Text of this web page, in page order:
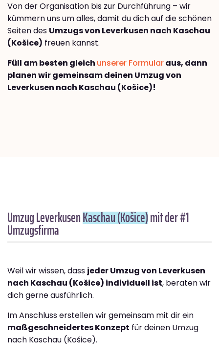
Von der Organisation bis zur Durchführung – wir
kümmern uns um alles, damit du dich auf die schönen
Seiten des Umzugs von Leverkusen nach Kaschau
(Košice) freuen kannst.
Füll am besten gleich unserer Formularaus, dann
planen wir gemeinsam deinen Umzug von
Leverkusen nach Kaschau (Košice)!
Umzug LeverkusenKaschau (Košice)mit der #1
Umzugsfirma
Weil wir wissen, dass jeder Umzug von Leverkusen
nach Kaschau (Košice) individuell ist, beraten wir
dich gerne ausführlich.
Im Anschluss erstellen wir gemeinsam mit dir ein
maßgeschneidertes Konzept für deinen Umzug
nach Kaschau (Košice).